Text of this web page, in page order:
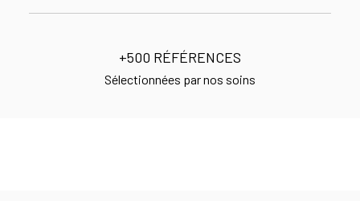
+500 RÉFÉRENCES
Sélectionnées par nos soins